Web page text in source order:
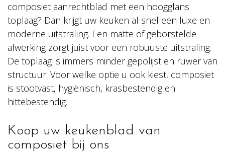
composiet aanrechtblad met een hoogglans
toplaag? Dan krijgt uw keuken al snel een luxe en
moderne uitstraling. Een matte of geborstelde
afwerking zorgt juist voor een robuuste uitstraling.
De toplaag is immers minder gepolijst en ruwer van
structuur. Voor welke optie u ook kiest, composiet
is stootvast, hygiënisch, krasbestendig en
hittebestendig.
Koop uw keukenblad van
composiet bij ons